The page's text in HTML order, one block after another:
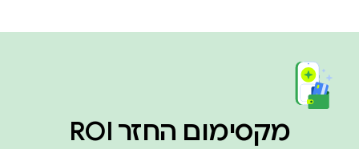
מקסימום החזר ROI